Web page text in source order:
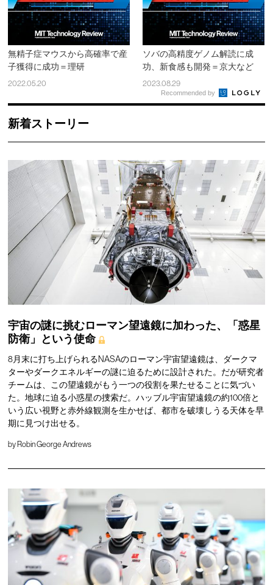
無精子症マウスから高確率で産
子獲得に成功＝理研
2022.05.20
ソバの高精度ゲノム解読に成
功、新食感も開発＝京大など
2023.08.29
Recommended by
新着ストーリー
宇宙の謎に挑むローマン望遠鏡に加わった、「惑星
防衛」という使命
8月末に打ち上げられるNASAのローマン宇宙望遠鏡は、ダークマ
ターやダークエネルギーの謎に迫るために設計された。だが研究者
チームは、この望遠鏡がもう一つの役割を果たせることに気づい
た。地球に迫る小惑星の捜索だ。ハッブル宇宙望遠鏡の約100倍と
いう広い視野と赤外線観測を生かせば、都市を破壊しうる天体を早
期に見つけ出せる。
by Robin George Andrews